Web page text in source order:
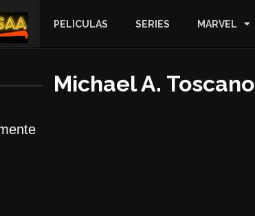
PELICULAS SERIES MARVEL
Michael A. Toscano